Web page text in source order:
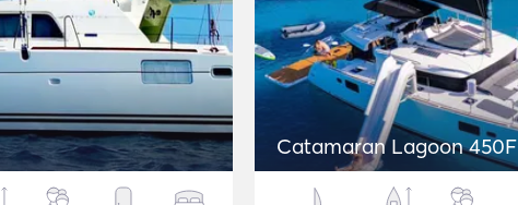
Catamaran Lagoon 450F